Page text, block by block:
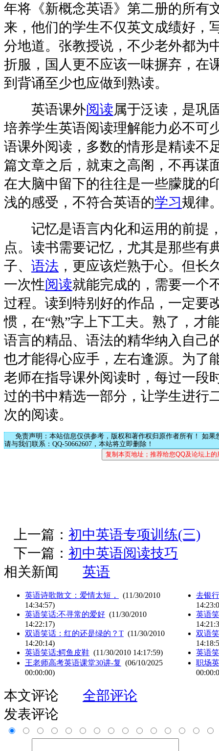
年将《新概念英语》第二册的所有
来，他们的学生不仅英文成绩好，
分地道。张教授说，不少老外都为
折服，国人更不应该一味摒弃，在
到背诵至少也应做到熟读。
英语课外阅读属于泛读，是巩
培养学生英语阅读理解能力必不可
语课外阅读，多数的情形是精读不
篇文章之后，就束之高阁，不再谋
在大脑中留下的往往是一些朦胧的
浅的感受，不符合英语的学习规律
记忆是语言内化和运用的前提
点。读书需要记忆，尤其是那些有
子、 语法 ，更应该烂熟于心。但长
一次性阅读就能完成的，需要一个
过程。读到特别好的作品，一定要
惯，在“熟”字上下工夫。熟了，才
语言的精品、语法的精华纳入自己
也才能得心应手，左右逢源。为了
老师在指导课外阅读时，每过一段
过的书中精选一部分，让学生进行
次的阅读。
免责声明：本站信息仅供参考，版权和著作权归原作者所有！ 如果
请与我们联系：QQ-50662607，本站将立即删除！
上一篇： 初中英语专项训练(三)
下一篇： 初中英语阅读技巧
相关新闻
英语
英语诗歌散文：爱情太短，
(11/30/2010
14:34:57)
英语笑话:不寻常的爱好 (11/30/2010
14:22:17)
双语笑话：红的还是绿的？T (11/30/2010
14:20:14)
英语笑话:鳄鱼皮鞋 (11/30/2010 14:17:59)
王老师高考英语课堂30讲-复 (06/10/2025
00:00:00)
去银
英语
双语
英语
职场
本文评论
全部评论
发表评论